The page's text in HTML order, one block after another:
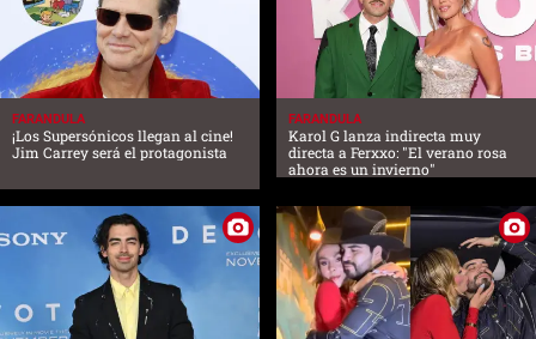
FARANDULA
¡Los Supersónicos llegan al cine!
Jim Carrey será el protagonista
FARANDULA
Karol G lanza indirecta muy
directa a Ferxxo: "El verano rosa
ahora es un invierno"